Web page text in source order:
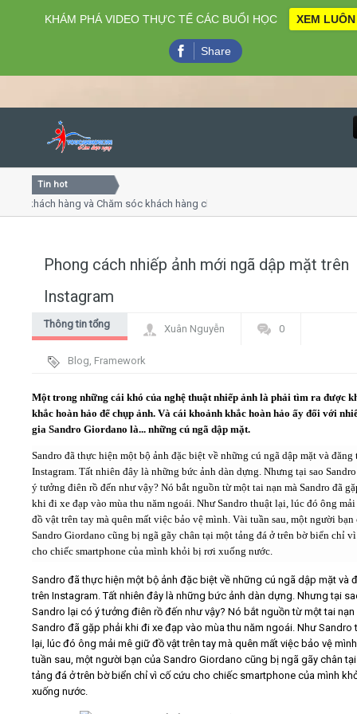
Close
Home
Video
Kiến thức
Liên hệ - Đăng ký
Tin hot
hàng và Chăm sóc khách hàng chuyên nghiệp
Phong cách nhiếp ảnh mới ngã dập mặt trên
Instagram
Thông tin tổng
Xuân Nguyễn 0
Blog, Framework
Một trong những cái khó của nghệ thuật nhiếp ảnh là phải tìm ra được
khắc hoàn hảo để chụp ảnh. Và cái khoảnh khắc hoàn hảo ấy đối với
gia Sandro Giordano là... những cú ngã dập mặt.
Sandro đã thực hiện một bộ ảnh đặc biệt về những cú ngã dập mặt và đăng
Instagram. Tất nhiên đây là những bức ảnh dàn dựng. Nhưng tại sao
ý tưởng điên rồ đến như vậy? Nó bắt nguồn từ một tai nạn mà Sandro đã
khi đi xe đạp vào mùa thu năm ngoái. Như Sandro thuật lại, lúc đó ông
đồ vật trên tay mà quên mất việc bảo vệ mình. Vài tuần sau, một người bạn
Sandro Giordano cũng bị ngã gãy chân tại một tảng đá ở trên bờ biển chỉ
cho chiếc smartphone của mình khỏi bị rơi xuống nước.
Sandro đã thực hiện một bộ ảnh đặc biệt về những cú ngã dập mặt và
trên Instagram. Tất nhiên đây là những bức ảnh dàn dựng. Nhưng tại
Sandro lại có ý tưởng điên rồ đến như vậy? Nó bắt nguồn từ một tai nạn
Sandro đã gặp phải khi đi xe đạp vào mùa thu năm ngoái. Như Sandro
lại, lúc đó ông mải mê giữ đồ vật trên tay mà quên mất việc bảo vệ
tuần sau, một người bạn của Sandro Giordano cũng bị ngã gãy chân
tảng đá ở trên bờ biển chỉ vì cố cứu cho chiếc smartphone của mình
xuống nước.
KHÁM PHÁ VIDEO THỰC TẾ CÁC BUỔI HỌC XEM LUÔN
Share